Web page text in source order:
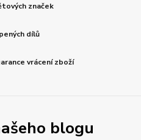
značek
dílů
vrácení zboží
blogu